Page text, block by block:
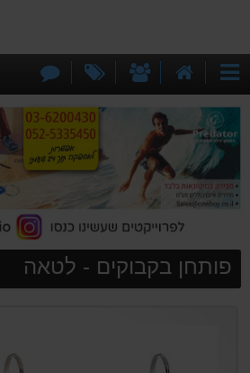
קטגוריות
הבית
אודותינומבצעים
קשר
פותחן בקבוקים - לטאה